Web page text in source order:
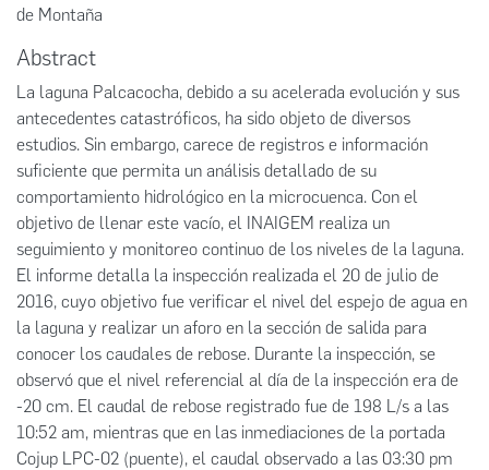
de Montaña
Abstract
La laguna Palcacocha, debido a su acelerada evolución y sus
antecedentes catastróficos, ha sido objeto de diversos
estudios. Sin embargo, carece de registros e información
suficiente que permita un análisis detallado de su
comportamiento hidrológico en la microcuenca. Con el
objetivo de llenar este vacío, el INAIGEM realiza un
seguimiento y monitoreo continuo de los niveles de la laguna.
El informe detalla la inspección realizada el 20 de julio de
2016, cuyo objetivo fue verificar el nivel del espejo de agua en
la laguna y realizar un aforo en la sección de salida para
conocer los caudales de rebose. Durante la inspección, se
observó que el nivel referencial al día de la inspección era de
-20 cm. El caudal de rebose registrado fue de 198 L/s a las
10:52 am, mientras que en las inmediaciones de la portada
Cojup LPC-02 (puente), el caudal observado a las 03:30 pm